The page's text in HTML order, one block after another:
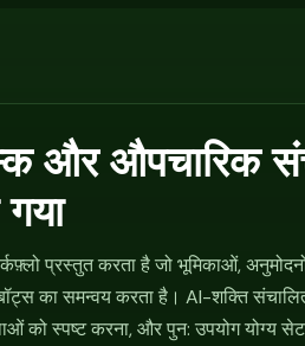
और औपचारिक
प्रस्तुत करता है जो भूमिकाओं,
का समन्वय करता है। AI-शक्ति
को स्पष्ट करना, और पुन: उपयोग योग्य